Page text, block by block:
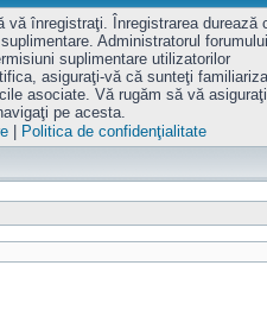
vă înregistraţi. Înregistrarea durează
Administratorul forumului
suplimentare utilizatorilor
asiguraţi-vă că sunteţi
asociate. Vă rugăm să vă
pe acesta.
Politica de confidenţialitate